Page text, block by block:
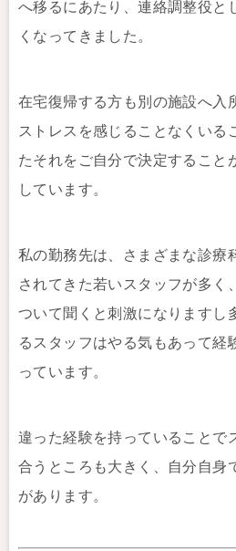
へ移るにあたり、連絡調整役と
くなってきました。
在宅復帰する方も別の施設へ入
ストレスを感じることなくいる
たそれをご自分で決定すること
しています。
私の勤務先は、さまざまな診療
されてきた若いスタッフが多く
ついて聞くと刺激になりますし
るスタッフはやる気もあって経
っています。
違った経験を持っていることで
合うところも大きく、自分自身
があります。